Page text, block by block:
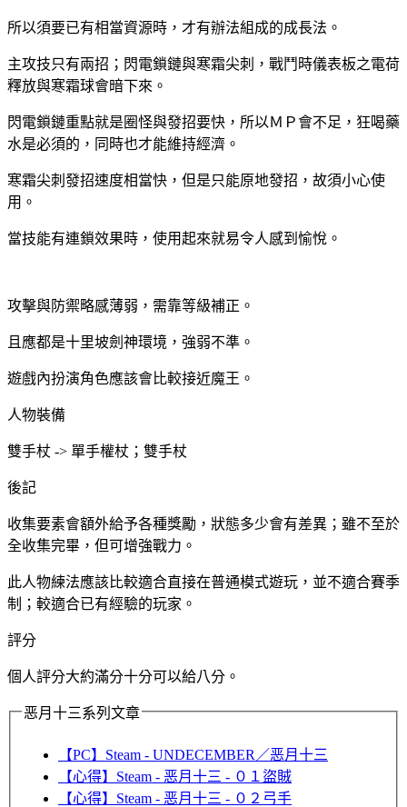
所以須要已有相當資源時，才有辦法組成的成長法。
主攻技只有兩招；閃電鎖鏈與寒霜尖刺，戰鬥時儀表板之電荷
釋放與寒霜球會暗下來。
閃電鎖鏈重點就是圈怪與發招要快，所以ＭＰ會不足，狂喝藥
水是必須的，同時也才能維持經濟。
寒霜尖刺發招速度相當快，但是只能原地發招，故須小心使
用。
當技能有連鎖效果時，使用起來就易令人感到愉悅。
攻擊與防禦略感薄弱，需靠等級補正。
且應都是十里坡劍神環境，強弱不準。
遊戲內扮演角色應該會比較接近魔王。
人物裝備
雙手杖 -> 單手權杖；雙手杖
後記
收集要素會額外給予各種獎勵，狀態多少會有差異；雖不至於
全收集完畢，但可增強戰力。
此人物練法應該比較適合直接在普通模式遊玩，並不適合賽季
制；較適合已有經驗的玩家。
評分
個人評分大約滿分十分可以給八分。
恶月十三系列文章
【PC】Steam - UNDECEMBER／恶月十三
【心得】Steam - 恶月十三 - ０１盜賊
【心得】Steam - 恶月十三 - ０２弓手